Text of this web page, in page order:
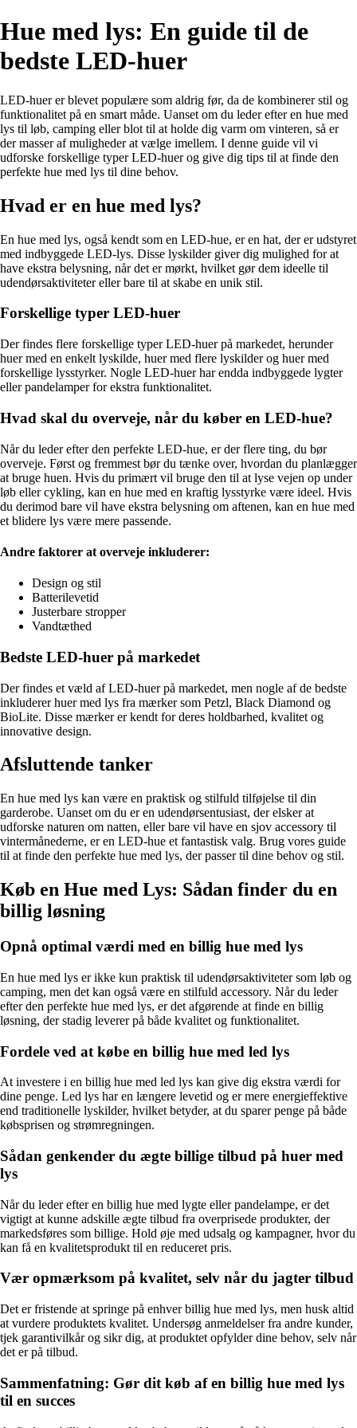
Hue med lys: En guide til de
bedste LED-huer
LED-huer er blevet populære som aldrig før, da de kombinerer stil og
funktionalitet på en smart måde. Uanset om du leder efter en hue med
lys til løb, camping eller blot til at holde dig varm om vinteren, så er
der masser af muligheder at vælge imellem. I denne guide vil vi
udforske forskellige typer LED-huer og give dig tips til at finde den
perfekte hue med lys til dine behov.
Hvad er en hue med lys?
En hue med lys, også kendt som en LED-hue, er en hat, der er udstyret
med indbyggede LED-lys. Disse lyskilder giver dig mulighed for at
have ekstra belysning, når det er mørkt, hvilket gør dem ideelle til
udendørsaktiviteter eller bare til at skabe en unik stil.
Forskellige typer LED-huer
Der findes flere forskellige typer LED-huer på markedet, herunder
huer med en enkelt lyskilde, huer med flere lyskilder og huer med
forskellige lysstyrker. Nogle LED-huer har endda indbyggede lygter
eller pandelamper for ekstra funktionalitet.
Hvad skal du overveje, når du køber en LED-hue?
Når du leder efter den perfekte LED-hue, er der flere ting, du bør
overveje. Først og fremmest bør du tænke over, hvordan du planlægger
at bruge huen. Hvis du primært vil bruge den til at lyse vejen op under
løb eller cykling, kan en hue med en kraftig lysstyrke være ideel. Hvis
du derimod bare vil have ekstra belysning om aftenen, kan en hue med
et blidere lys være mere passende.
Andre faktorer at overveje inkluderer:
Design og stil
Batterilevetid
Justerbare stropper
Vandtæthed
Bedste LED-huer på markedet
Der findes et væld af LED-huer på markedet, men nogle af de bedste
inkluderer huer med lys fra mærker som Petzl, Black Diamond og
BioLite. Disse mærker er kendt for deres holdbarhed, kvalitet og
innovative design.
Afsluttende tanker
En hue med lys kan være en praktisk og stilfuld tilføjelse til din
garderobe. Uanset om du er en udendørsentusiast, der elsker at
udforske naturen om natten, eller bare vil have en sjov accessory til
vintermånederne, er en LED-hue et fantastisk valg. Brug vores guide
til at finde den perfekte hue med lys, der passer til dine behov og stil.
Køb en Hue med Lys: Sådan finder du en
billig løsning
Opnå optimal værdi med en billig hue med lys
En hue med lys er ikke kun praktisk til udendørsaktiviteter som løb og
camping, men det kan også være en stilfuld accessory. Når du leder
efter den perfekte hue med lys, er det afgørende at finde en billig
løsning, der stadig leverer på både kvalitet og funktionalitet.
Fordele ved at købe en billig hue med led lys
At investere i en billig hue med led lys kan give dig ekstra værdi for
dine penge. Led lys har en længere levetid og er mere energieffektive
end traditionelle lyskilder, hvilket betyder, at du sparer penge på både
købsprisen og strømregningen.
Sådan genkender du ægte billige tilbud på huer med
lys
Når du leder efter en billig hue med lygte eller pandelampe, er det
vigtigt at kunne adskille ægte tilbud fra overprisede produkter, der
markedsføres som billige. Hold øje med udsalg og kampagner, hvor du
kan få en kvalitetsprodukt til en reduceret pris.
Vær opmærksom på kvalitet, selv når du jagter tilbud
Det er fristende at springe på enhver billig hue med lys, men husk altid
at vurdere produktets kvalitet. Undersøg anmeldelser fra andre kunder,
tjek garantivilkår og sikr dig, at produktet opfylder dine behov, selv når
det er på tilbud.
Sammenfatning: Gør dit køb af en billig hue med lys
til en succes